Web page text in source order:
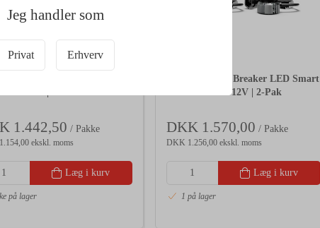
Jeg handler som
Privat Erhverv
1.442,50 / Pakke
ekskl. moms
Læg i kurv
på lager
OSRAM Night Breaker LED Smart
ECE H11 14W 12V | 2-Pak
DKK 1.570,00 / Pakke
DKK 1.256,00 ekskl. moms
Læg i kurv
1 på lager